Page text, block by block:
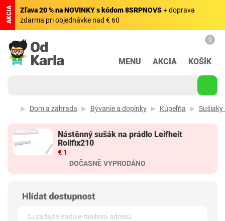
AKCIA Zľava 20 % na NOVINKY s kódom 8SRPNOVS+ doprava
zdarma pri objednávke nad € 60
MENU AKCIA
0
KOŠÍK
Dom a záhrada Bývanie a doplnky Kúpeľňa Sušiaky
Nástěnný sušák na prádlo Leifheit
Rollfix210
€ 1